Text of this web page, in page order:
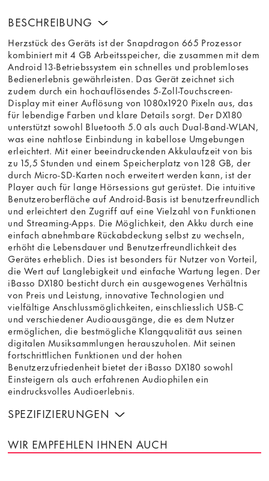
BESCHREIBUNG
Herzstück des Geräts ist der Snapdragon 665 Prozessor
kombiniert mit 4 GB Arbeitsspeicher, die zusammen mit dem
Android 13-Betriebssystem ein schnelles und problemloses
Bedienerlebnis gewährleisten. Das Gerät zeichnet sich
zudem durch ein hochauflösendes 5-Zoll-Touchscreen-
Display mit einer Auflösung von 1080x1920 Pixeln aus, das
für lebendige Farben und klare Details sorgt. Der DX180
unterstützt sowohl Bluetooth 5.0 als auch Dual-Band-WLAN,
was eine nahtlose Einbindung in kabellose Umgebungen
erleichtert. Mit einer beeindruckenden Akkulaufzeit von bis
zu 15,5 Stunden und einem Speicherplatz von 128 GB, der
durch Micro-SD-Karten noch erweitert werden kann, ist der
Player auch für lange Hörsessions gut gerüstet. Die intuitive
Benutzeroberfläche auf Android-Basis ist benutzerfreundlich
und erleichtert den Zugriff auf eine Vielzahl von Funktionen
und Streaming-Apps. Die Möglichkeit, den Akku durch eine
einfach abnehmbare Rückabdeckung selbst zu wechseln,
erhöht die Lebensdauer und Benutzerfreundlichkeit des
Gerätes erheblich. Dies ist besonders für Nutzer von Vorteil,
die Wert auf Langlebigkeit und einfache Wartung legen. Der
iBasso DX180 besticht durch ein ausgewogenes Verhältnis
von Preis und Leistung, innovative Technologien und
vielfältige Anschlussmöglichkeiten, einschliesslich USB-C
und verschiedener Audioausgänge, die es dem Nutzer
ermöglichen, die bestmögliche Klangqualität aus seinen
digitalen Musiksammlungen herauszuholen. Mit seinen
fortschrittlichen Funktionen und der hohen
Benutzerzufriedenheit bietet der iBasso DX180 sowohl
Einsteigern als auch erfahrenen Audiophilen ein
eindrucksvolles Audioerlebnis.
SPEZIFIZIERUNGEN
WIR EMPFEHLEN IHNEN AUCH